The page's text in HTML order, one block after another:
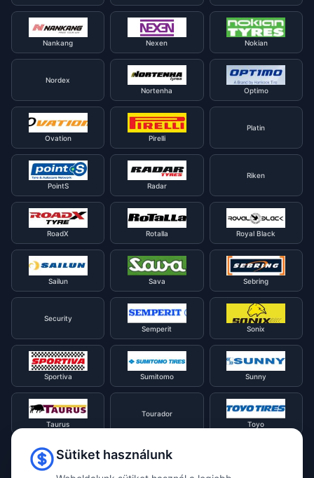
Nankang Nexen Nokian
Nordex
Nortenha
Optimo
Ovation Pirelli
Platin
PointS Radar
Riken
RoadX Rotalla Royal Black
Sailun Sava Sebring
Security
Semperit
Sonix
Sportiva Sumitomo Sunny
Taurus
Tourador
Toyo
TracmaxSütiket használunk